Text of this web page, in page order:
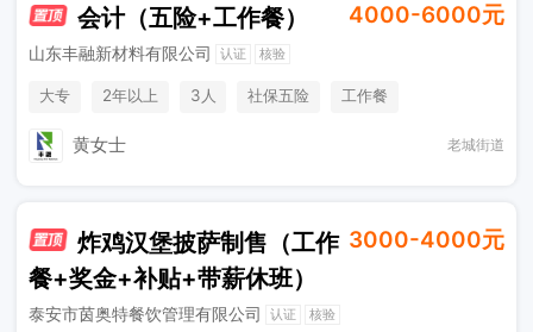
会计（五险+工作餐） 4000-6000元
山东丰融新材料有限公司 认证 核验
大专 2年以上 3人 社保五险 工作餐
黄女士 老城街道
炸鸡汉堡披萨制售（工作
餐+奖金+补贴+带薪休班）
3000-4000元
泰安市茵奥特餐饮管理有限公司 认证 核验